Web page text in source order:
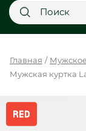
SALE
Главная
Мужская куртка